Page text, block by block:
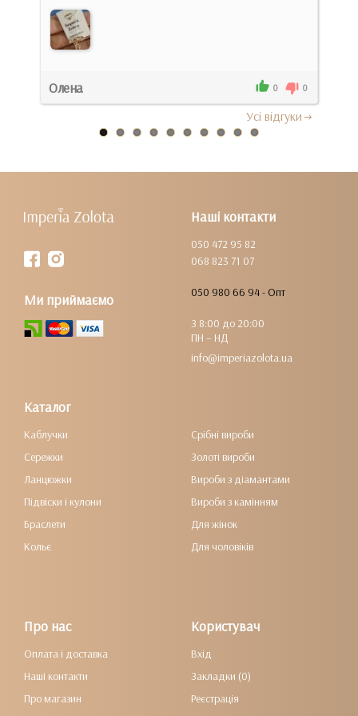
Олена 0 0
Усi вiдгуки
Наші контакти
050 472 95 82
068 823 71 07
050 980 66 94 - Опт
З 8:00 до 20:00
ПН – НД
info@imperiazolota.ua
Ми приймаємо
Каталог
Каблучки
Сережки
Ланцюжки
Підвіски і кулони
Браслети
Кольє
Срібні вироби
Золоті вироби
Вироби з діамантами
Вироби з камінням
Для жінок
Для чоловіків
Про нас
Оплата і доставка
Наші контакти
Про магазин
Користувач
Вхід
Закладки (0)
Реєстрація